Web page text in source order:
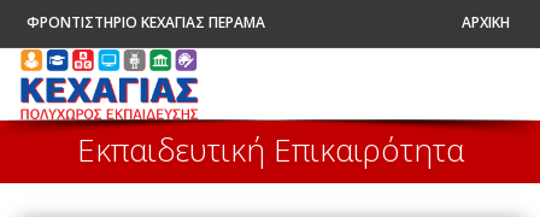
ΦΡΟΝΤΙΣΤΗΡΙΟ ΚΕΧΑΓΙΑΣ ΠΕΡΑΜΑ ΑΡΧΙΚΗ
Εκπαιδευτική Επικαιρότητα